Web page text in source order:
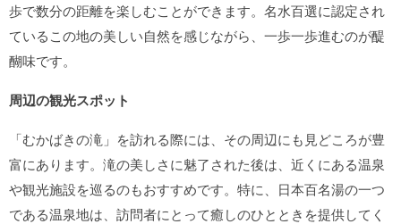
歩で数分の距離を楽しむことができます。名水百選に認定され
ているこの地の美しい自然を感じながら、一歩一歩進むのが醍
醐味です。
周辺の観光スポット
「むかばきの滝」を訪れる際には、その周辺にも見どころが豊
富にあります。滝の美しさに魅了された後は、近くにある温泉
や観光施設を巡るのもおすすめです。特に、日本百名湯の一つ
である温泉地は、訪問者にとって癒しのひとときを提供してく